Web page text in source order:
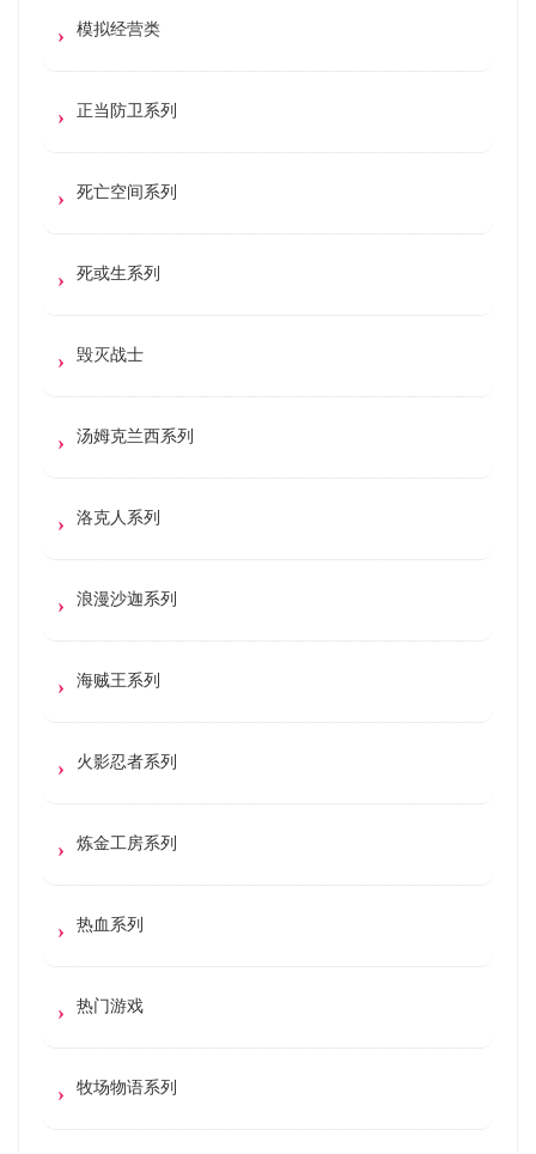
模拟经营类
正当防卫系列
死亡空间系列
死或生系列
毁灭战士
汤姆克兰西系列
洛克人系列
浪漫沙迦系列
海贼王系列
火影忍者系列
炼金工房系列
热血系列
热门游戏
牧场物语系列